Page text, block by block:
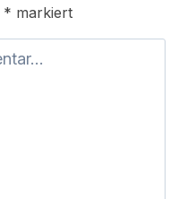
* markiert